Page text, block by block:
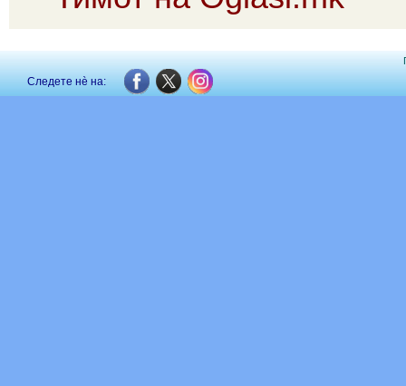
Следете нè на: